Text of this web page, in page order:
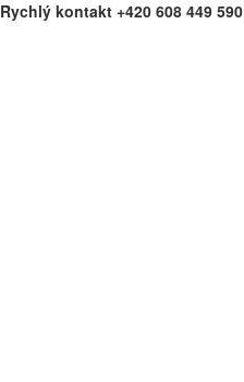
Rychlý kontakt +420 608 449 590